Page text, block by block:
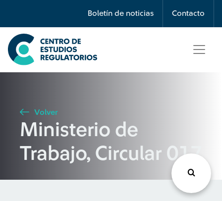
Boletín de noticias Contacto
Búsqueda
Seleccione país
Buscar
Volver
Ministerio de
Trabajo, Circular 017